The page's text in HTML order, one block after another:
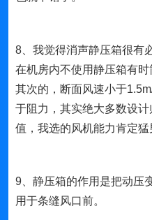
8、我觉得消声静压箱很有
在机房内不使用静压箱有
其次的，断面风速小于
于阻力，其实绝大多数设
值，我选的风机能力肯定猛
9、静压箱的作用是把动压
用于条缝风口前。